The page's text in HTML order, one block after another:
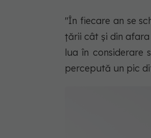
"În fiecare an se
țării cât și din
lua în considerare
percepută un pic